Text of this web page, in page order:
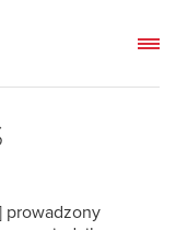
prowadzony